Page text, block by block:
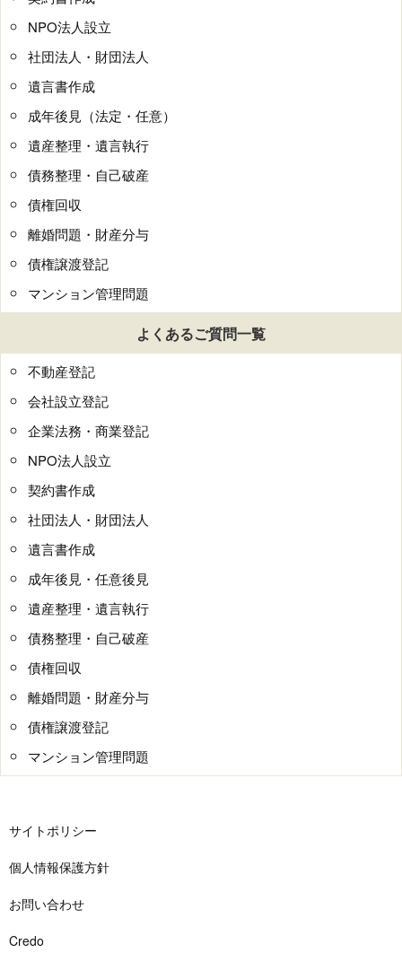
NPO法人設立
社団法人・財団法人
遺言書作成
成年後見（法定・任意）
遺産整理・遺言執行
債務整理・自己破産
債権回収
離婚問題・財産分与
債権譲渡登記
マンション管理問題
よくあるご質問一覧
不動産登記
会社設立登記
企業法務・商業登記
NPO法人設立
契約書作成
社団法人・財団法人
遺言書作成
成年後見・任意後見
遺産整理・遺言執行
債務整理・自己破産
債権回収
離婚問題・財産分与
債権譲渡登記
マンション管理問題
サイトポリシー
個人情報保護方針
お問い合わせ
Credo